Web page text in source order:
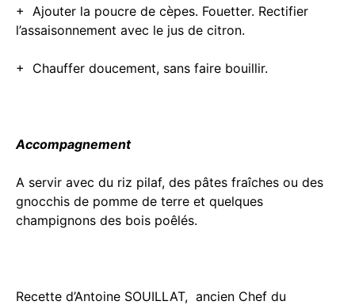
+ Ajouter la poucre de cèpes. Fouetter. Rectifier
l’assaisonnement avec le jus de citron.
+ Chauffer doucement, sans faire bouillir.
Accompagnement
A servir avec du riz pilaf, des pâtes fraîches ou des
gnocchis de pomme de terre et quelques
champignons des bois poêlés.
Recette d’Antoine SOUILLAT, ancien Chef du